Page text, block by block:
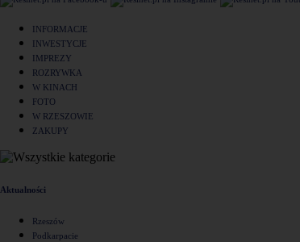
INFORMACJE
INWESTYCJE
IMPREZY
ROZRYWKA
W KINACH
FOTO
W RZESZOWIE
ZAKUPY
Aktualności
Rzeszów
Podkarpacie